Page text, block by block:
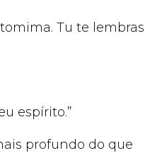
Tu te lembras
espírito.”
profundo do que